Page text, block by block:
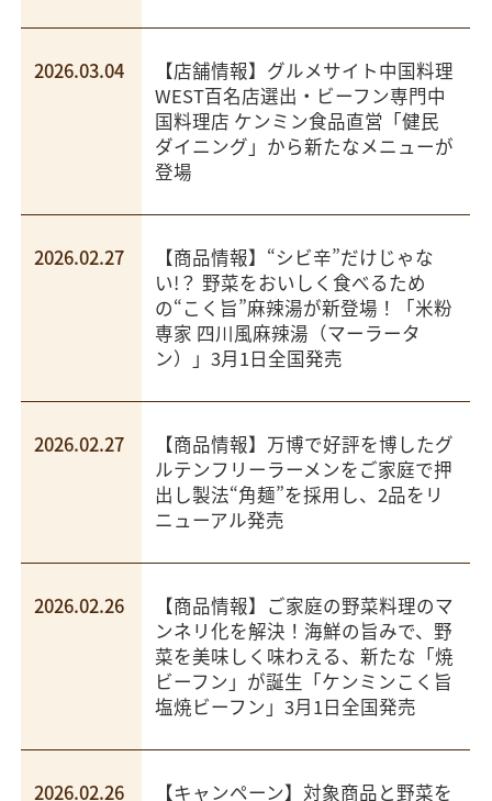
2026.03.04
【店舗情報】グルメサイト中国料理
WEST百名店選出・ビーフン専門中
国料理店 ケンミン食品直営「健民
ダイニング」から新たなメニューが
登場
2026.02.27
【商品情報】“シビ辛”だけじゃな
い!？ 野菜をおいしく食べるため
の“こく旨”麻辣湯が新登場！「米粉
専家 四川風麻辣湯（マーラータ
ン）」3月1日全国発売
2026.02.27
【商品情報】万博で好評を博したグ
ルテンフリーラーメンをご家庭で押
出し製法“角麺”を採用し、2品をリ
ニューアル発売
2026.02.26
【商品情報】ご家庭の野菜料理のマ
ンネリ化を解決！海鮮の旨みで、野
菜を美味しく味わえる、新たな「焼
ビーフン」が誕生「ケンミンこく旨
塩焼ビーフン」3月1日全国発売
2026.02.26
【キャンペーン】対象商品と野菜を